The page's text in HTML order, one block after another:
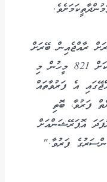
މީހުން ކެންސަރަށް ރާއްޖެއިން ބޭރަށް
ފަރުވާއަށް ފޮނުވި. ކެންސަރު ނޫން ބަލިތަކަށް 821 މީހުން މި
އެ ފަރުވާތައް
ފަރުވާ، ބޮތި
އޮޕަރޭޝަންއަށް
ކެންސަރުގެ ފަރުވާ."